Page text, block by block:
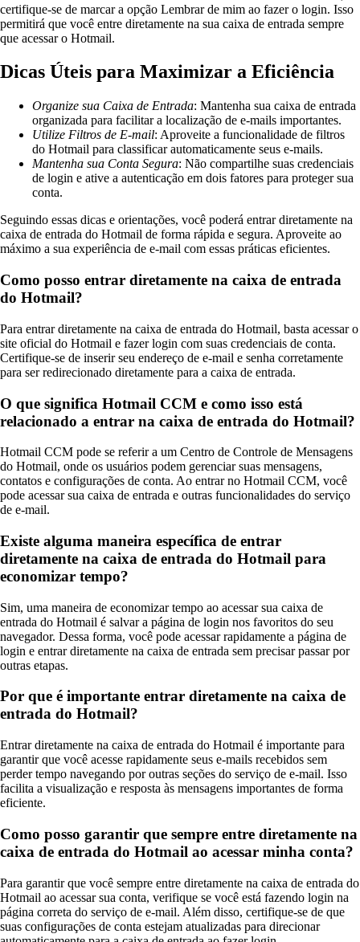
certifique-se de marcar a opção Lembrar de mim ao fazer o login. Isso
permitirá que você entre diretamente na sua caixa de entrada sempre
que acessar o Hotmail.
Dicas Úteis para Maximizar a Eficiência
Organize sua Caixa de Entrada: Mantenha sua caixa de entrada
organizada para facilitar a localização de e-mails importantes.
Utilize Filtros de E-mail: Aproveite a funcionalidade de filtros
do Hotmail para classificar automaticamente seus e-mails.
Mantenha sua Conta Segura: Não compartilhe suas credenciais
de login e ative a autenticação em dois fatores para proteger sua
conta.
Seguindo essas dicas e orientações, você poderá entrar diretamente na
caixa de entrada do Hotmail de forma rápida e segura. Aproveite ao
máximo a sua experiência de e-mail com essas práticas eficientes.
Como posso entrar diretamente na caixa de entrada
do Hotmail?
Para entrar diretamente na caixa de entrada do Hotmail, basta acessar o
site oficial do Hotmail e fazer login com suas credenciais de conta.
Certifique-se de inserir seu endereço de e-mail e senha corretamente
para ser redirecionado diretamente para a caixa de entrada.
O que significa Hotmail CCM e como isso está
relacionado a entrar na caixa de entrada do Hotmail?
Hotmail CCM pode se referir a um Centro de Controle de Mensagens
do Hotmail, onde os usuários podem gerenciar suas mensagens,
contatos e configurações de conta. Ao entrar no Hotmail CCM, você
pode acessar sua caixa de entrada e outras funcionalidades do serviço
de e-mail.
Existe alguma maneira específica de entrar
diretamente na caixa de entrada do Hotmail para
economizar tempo?
Sim, uma maneira de economizar tempo ao acessar sua caixa de
entrada do Hotmail é salvar a página de login nos favoritos do seu
navegador. Dessa forma, você pode acessar rapidamente a página de
login e entrar diretamente na caixa de entrada sem precisar passar por
outras etapas.
Por que é importante entrar diretamente na caixa de
entrada do Hotmail?
Entrar diretamente na caixa de entrada do Hotmail é importante para
garantir que você acesse rapidamente seus e-mails recebidos sem
perder tempo navegando por outras seções do serviço de e-mail. Isso
facilita a visualização e resposta às mensagens importantes de forma
eficiente.
Como posso garantir que sempre entre diretamente na
caixa de entrada do Hotmail ao acessar minha conta?
Para garantir que você sempre entre diretamente na caixa de entrada do
Hotmail ao acessar sua conta, verifique se você está fazendo login na
página correta do serviço de e-mail. Além disso, certifique-se de que
suas configurações de conta estejam atualizadas para direcionar